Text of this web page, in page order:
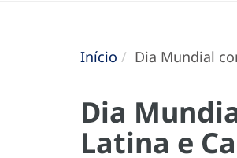
Início Dia Mundial
Dia
Latina e